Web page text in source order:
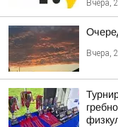
Вчера,
Вчера,